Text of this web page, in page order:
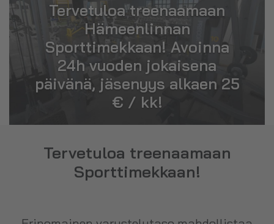
Tervetuloa treenaamaan
Hämeenlinnan
Sporttimekkaan! Avoinna
24h vuoden jokaisena
päivänä, jäsenyys alkaen 25
€ / kk!
Tervetuloa treenaamaan
Sporttimekkaan!